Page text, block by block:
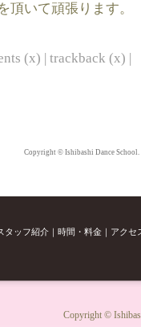
頂いて頑張ります。
(x) | trackback (x) |
Copyright © Ishibashi Dance
タッフ紹介 ｜ 時間・料金 ｜ アクセ
Copyright ©